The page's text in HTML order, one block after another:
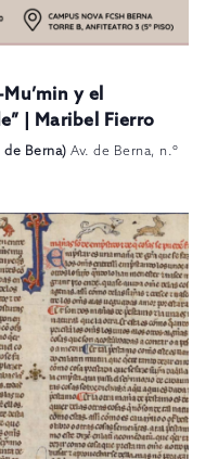
y el
| Maribel Fierro
de Berna)Av. de Berna, n.º